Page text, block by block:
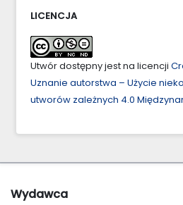
LICENCJA
Utwór dostępny jest na licencji
Uznanie autorstwa – Użycie
utworów zależnych 4.0
Wydawca